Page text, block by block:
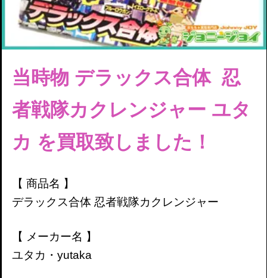
当時物 デラックス合体 忍
者戦隊カクレンジャー ユタ
カ を買取致しました！
【 商品名 】
デラックス合体 忍者戦隊カクレンジャー
【 メーカー名 】
ユタカ・yutaka